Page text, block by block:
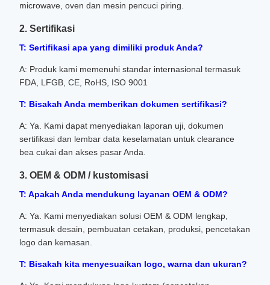
microwave, oven dan mesin pencuci piring.
2. Sertifikasi
T: Sertifikasi apa yang dimiliki produk Anda?
A: Produk kami memenuhi standar internasional termasuk
FDA, LFGB, CE, RoHS, ISO 9001
T: Bisakah Anda memberikan dokumen sertifikasi?
A: Ya. Kami dapat menyediakan laporan uji, dokumen
sertifikasi dan lembar data keselamatan untuk clearance
bea cukai dan akses pasar Anda.
3. OEM & ODM / kustomisasi
T: Apakah Anda mendukung layanan OEM & ODM?
A: Ya. Kami menyediakan solusi OEM & ODM lengkap,
termasuk desain, pembuatan cetakan, produksi, pencetakan
logo dan kemasan.
T: Bisakah kita menyesuaikan logo, warna dan ukuran?